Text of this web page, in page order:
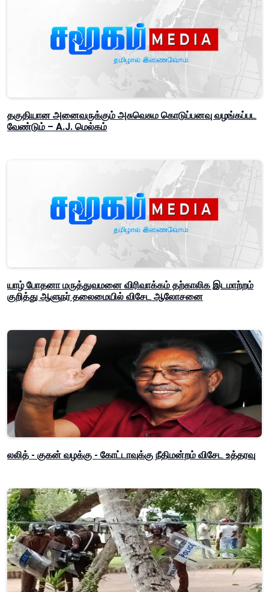
தகுதியான அனைவருக்கும் அசுவெசும கொடுப்பனவு வழங்கப்பட
வேண்டும் – A.J. மெல்கம்
யாழ் போதனா மருத்துவமனை விரிவாக்கம் தற்காலிக இடமாற்றம்
குறித்து ஆளுநர் தலைமையில் விசேட ஆலோசனை
லலித் - குகன் வழக்கு - கோட்டாவுக்கு நீதிமன்றம் விசேட உத்தரவு